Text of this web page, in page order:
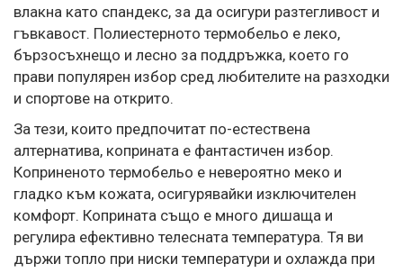
влакна като спандекс, за да осигури разтегливост и
гъвкавост. Полиестерното термобельо е леко,
бързосъхнещо и лесно за поддръжка, което го
прави популярен избор сред любителите на разходки
и спортове на открито.
За тези, които предпочитат по-естествена
алтернатива, коприната е фантастичен избор.
Коприненото термобельо е невероятно меко и
гладко към кожата, осигурявайки изключителен
комфорт. Коприната също е много дишаща и
регулира ефективно телесната температура. Тя ви
държи топло при ниски температури и охлажда при